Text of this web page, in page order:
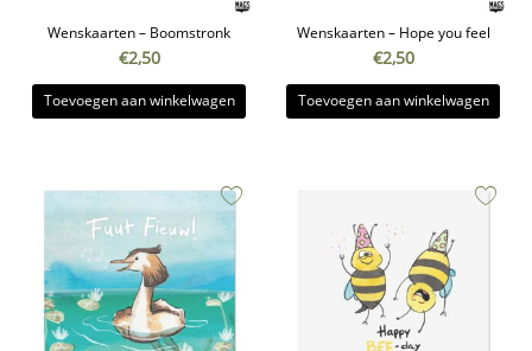
Wenskaarten – Boomstronk
€2,50
Toevoegen aan winkelwagen
Wenskaarten – Hope you feel
€2,50
Toevoegen aan winkelwagen